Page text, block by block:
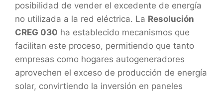
posibilidad de vender el excedente de energía
no utilizada a la red eléctrica. La Resolución
CREG 030 ha establecido mecanismos que
facilitan este proceso, permitiendo que tanto
empresas como hogares autogeneradores
aprovechen el exceso de producción de energía
solar, convirtiendo la inversión en paneles